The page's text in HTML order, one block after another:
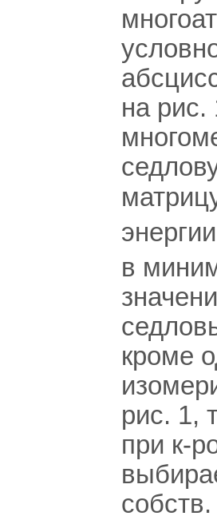
на рис.
в
кроме
рис. 1,
при к-